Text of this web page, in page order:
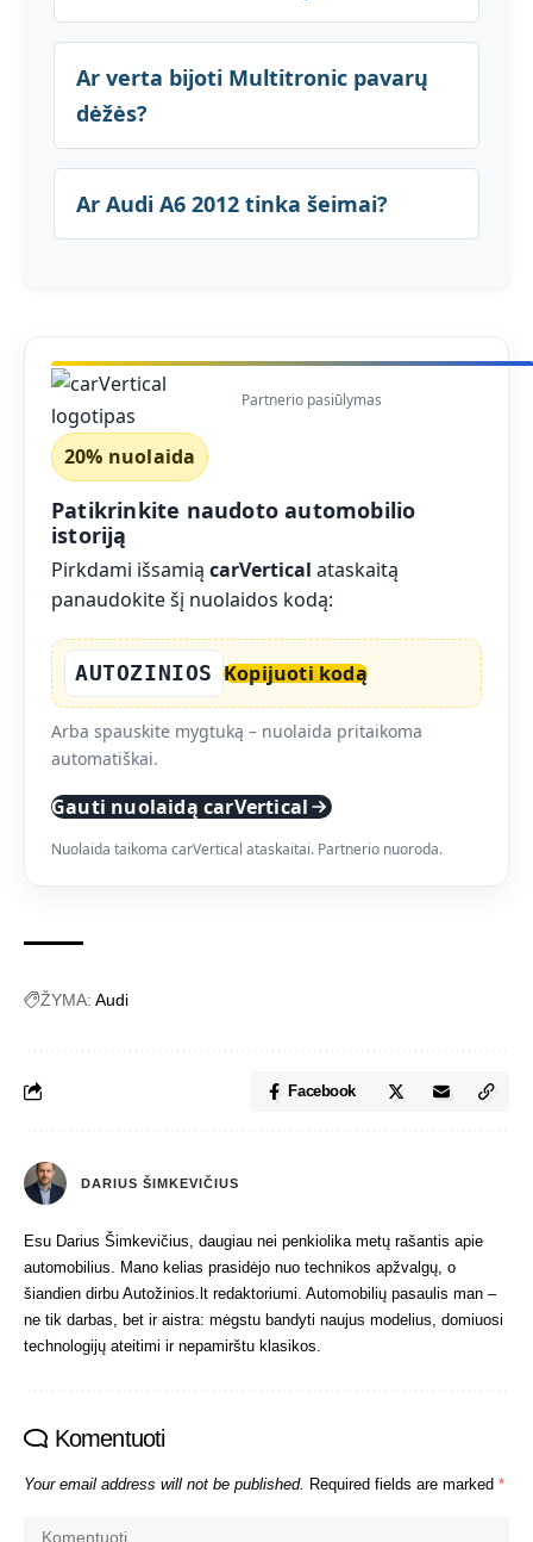
Ar verta bijoti Multitronic pavarų
dėžės?
Ar Audi A6 2012 tinka šeimai?
Partnerio pasiūlymas
20% nuolaida
Patikrinkite naudoto automobilio
istoriją
Pirkdami išsamią carVertical ataskaitą
panaudokite šį nuolaidos kodą:
AUTOZINIOS Kopijuoti kodą
Arba spauskite mygtuką – nuolaida pritaikoma
automatiškai.
Gauti nuolaidą carVertical
Nuolaida taikoma carVertical ataskaitai. Partnerio nuoroda.
ŽYMA: Audi
Facebook
DARIUS ŠIMKEVIČIUS
Esu Darius Šimkevičius, daugiau nei penkiolika metų rašantis apie
automobilius. Mano kelias prasidėjo nuo technikos apžvalgų, o
šiandien dirbu Autožinios.lt redaktoriumi. Automobilių pasaulis man –
ne tik darbas, bet ir aistra: mėgstu bandyti naujus modelius, domiuosi
technologijų ateitimi ir nepamirštu klasikos.
Komentuoti
Your email address will not be published. Required fields are marked *